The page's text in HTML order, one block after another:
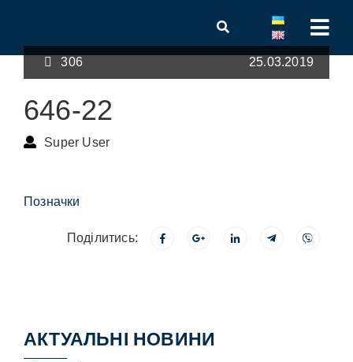
306 25.03.2019
646-22
Super User
Позначки
Поділитись:
АКТУАЛЬНІ НОВИНИ